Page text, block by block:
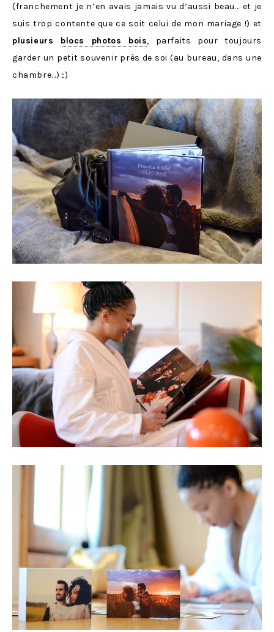
(franchement je n’en avais jamais vu d’aussi beau… et je
suis trop contente que ce soit celui de mon mariage !) et
plusieurs blocs photos bois, parfaits pour toujours
garder un petit souvenir près de soi (au bureau, dans une
chambre…) ;)